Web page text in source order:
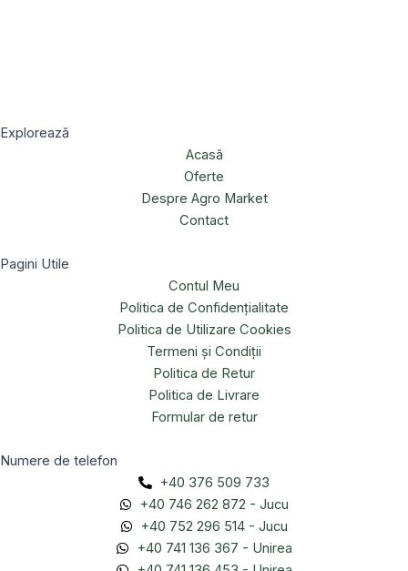
Explorează
Acasă
Oferte
Despre Agro Market
Contact
Pagini Utile
Contul Meu
Politica de Confidențialitate
Politica de Utilizare Cookies
Termeni și Condiții
Politica de Retur
Politica de Livrare
Formular de retur
Numere de telefon
+40 376 509 733
+40 746 262 872 - Jucu
+40 752 296 514 - Jucu
+40 741 136 367 - Unirea